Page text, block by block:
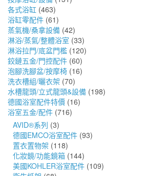
各式浴缸 (463)
浴缸零配件 (61)
蒸氣機/桑拿設備 (42)
淋浴/蒸氣/整體浴室 (33)
淋浴拉門/底盆門檻 (120)
鉸鏈五金/門控配件 (60)
泡腳洗腳盆/按摩椅 (16)
洗衣槽組/曬衣架 (70)
水槽龍頭/立式龍頭&設備 (198)
德國浴室配件特價 (16)
浴室五金/配件 (716)
AVID®系列 (3)
德國EMCO浴室配件 (93)
置衣置物架 (118)
化妝鏡/功能鏡箱 (144)
美國KOHLER浴室配件 (109)